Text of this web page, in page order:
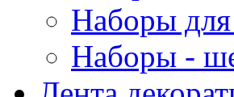
Наборы для
Наборы -